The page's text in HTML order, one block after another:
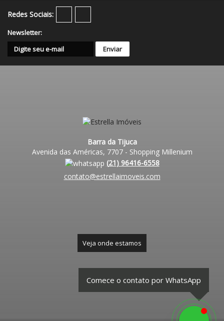
Redes Sociais:
Newsletter:
Barra da Tijuca
Avenida das Américas, 7707 - Shopping Millenium
(21)96416-6558
contato@estrellaimoveis.com
Veja onde estamos
Comece o contato por WhatsApp